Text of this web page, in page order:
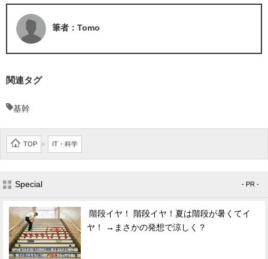
筆者：Tomo
関連タグ
基幹
TOP > IT・科学
Special - PR -
階段イヤ！ 階段イヤ！夏は階段が暑くてイ
ヤ！ →まさかの発想で涼しく？